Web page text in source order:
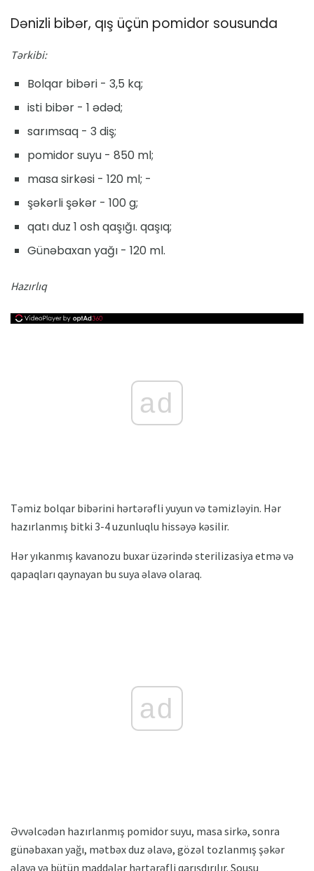
Dənizli bibər, qış üçün pomidor sousunda
Tərkibi:
Bolqar bibəri - 3,5 kq;
isti bibər - 1 ədəd;
sarımsaq - 3 diş;
pomidor suyu - 850 ml;
masa sirkəsi - 120 ml; -
şəkərli şəkər - 100 g;
qatı duz 1 osh qaşığı. qaşıq;
Günəbaxan yağı - 120 ml.
Hazırlıq
ad
Təmiz bolqar bibərini hərtərəfli yuyun və təmizləyin. Hər
hazırlanmış bitki 3-4 uzunluqlu hissəyə kəsilir.
Hər yıkanmış kavanozu buxar üzərində sterilizasiya etmə və
qapaqları qaynayan bu suya əlavə olaraq.
ad
Əvvəlcədən hazırlanmış pomidor suyu, masa sirkə, sonra
günəbaxan yağı, mətbəx duz əlavə, gözəl tozlanmış şəkər
əlavə və bütün maddələr hərtərəfli qarışdırılır. Sousu